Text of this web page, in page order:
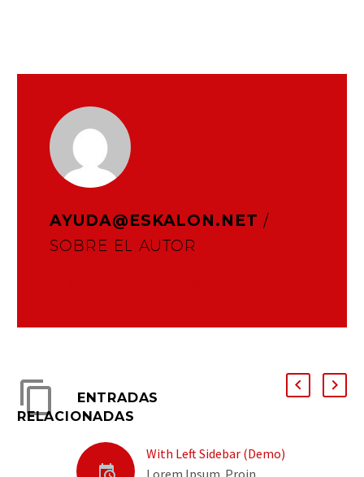
AYUDA@ESKALON.NET/
SOBRE EL AUTOR
ENTRADAS
RELACIONADAS
With Left Sidebar (Demo)
Lorem Ipsum. Proin